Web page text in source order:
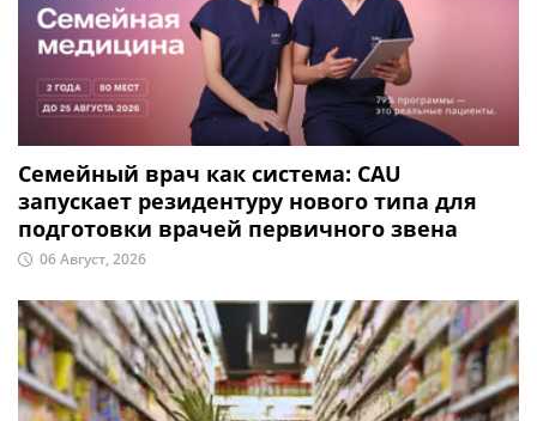
Семейный врач как система: CAU
запускает резидентуру нового типа для
подготовки врачей первичного звена
06 Август, 2026